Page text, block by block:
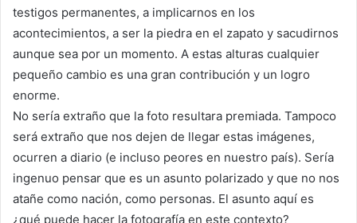
testigos permanentes, a implicarnos en los
acontecimientos, a ser la piedra en el zapato y sacudirnos
aunque sea por un momento. A estas alturas cualquier
pequeño cambio es una gran contribución y un logro
enorme.
No sería extraño que la foto resultara premiada. Tampoco
será extraño que nos dejen de llegar estas imágenes,
ocurren a diario (e incluso peores en nuestro país). Sería
ingenuo pensar que es un asunto polarizado y que no nos
atañe como nación, como personas. El asunto aquí es
¿qué puede hacer la fotografía en este contexto?